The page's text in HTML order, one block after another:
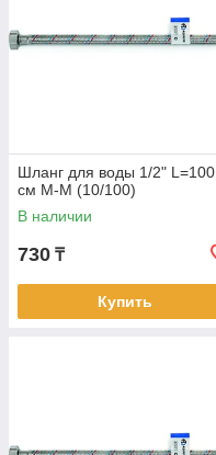
Шланг для воды 1/2" L=100
см М-М (10/100)
В наличии
730 ₸
Купить